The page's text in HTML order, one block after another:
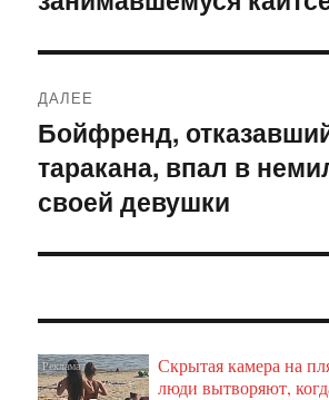
ДАЛЕЕ
Следующая
запись:
Бойфренд,
таракана, впал в
своей девушки
Скрытая камера на
люди вытворяют,